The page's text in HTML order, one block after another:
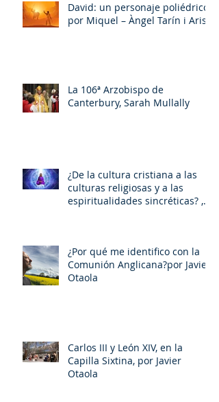
David: un personaje poliédrico,
por Miquel – Àngel Tarín i Arisó
La 106ª Arzobispo de
Canterbury, Sarah Mullally
¿De la cultura cristiana a las
culturas religiosas y a las
espiritualidades sincréticas? ,
¿Por qué me identifico con la
Comunión Anglicana?por Javier
Otaola
Carlos III y León XIV, en la
Capilla Sixtina, por Javier
Otaola